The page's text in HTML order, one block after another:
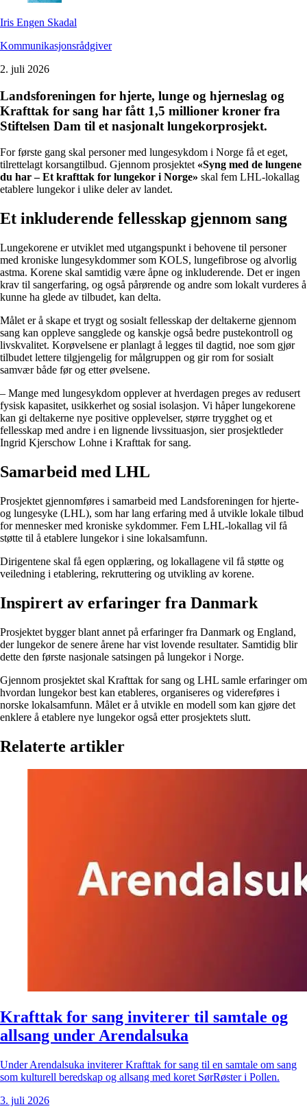
Iris Engen Skadal
Kommunikasjonsrådgiver
2. juli 2026
Landsforeningen for hjerte, lunge og hjerneslag og
Krafttak for sang har fått 1,5 millioner kroner fra
Stiftelsen Dam til et nasjonalt lungekorprosjekt.
For første gang skal personer med lungesykdom i Norge få et eget,
tilrettelagt korsangtilbud. Gjennom prosjektet «Syng med de lungene
du har – Et krafttak for lungekor i Norge» skal fem LHL-lokallag
etablere lungekor i ulike deler av landet.
Et inkluderende fellesskap gjennom sang
Lungekorene er utviklet med utgangspunkt i behovene til personer
med kroniske lungesykdommer som KOLS, lungefibrose og alvorlig
astma. Korene skal samtidig være åpne og inkluderende. Det er ingen
krav til sangerfaring, og også pårørende og andre som lokalt vurderes å
kunne ha glede av tilbudet, kan delta.
Målet er å skape et trygt og sosialt fellesskap der deltakerne gjennom
sang kan oppleve sangglede og kanskje også bedre pustekontroll og
livskvalitet. Korøvelsene er planlagt å legges til dagtid, noe som gjør
tilbudet lettere tilgjengelig for målgruppen og gir rom for sosialt
samvær både før og etter øvelsene.
– Mange med lungesykdom opplever at hverdagen preges av redusert
fysisk kapasitet, usikkerhet og sosial isolasjon. Vi håper lungekorene
kan gi deltakerne nye positive opplevelser, større trygghet og et
fellesskap med andre i en lignende livssituasjon, sier prosjektleder
Ingrid Kjerschow Lohne i Krafttak for sang.
Samarbeid med LHL
Prosjektet gjennomføres i samarbeid med Landsforeningen for hjerte-
og lungesyke (LHL), som har lang erfaring med å utvikle lokale tilbud
for mennesker med kroniske sykdommer. Fem LHL-lokallag vil få
støtte til å etablere lungekor i sine lokalsamfunn.
Dirigentene skal få egen opplæring, og lokallagene vil få støtte og
veiledning i etablering, rekruttering og utvikling av korene.
Inspirert av erfaringer fra Danmark
Prosjektet bygger blant annet på erfaringer fra Danmark og England,
der lungekor de senere årene har vist lovende resultater. Samtidig blir
dette den første nasjonale satsingen på lungekor i Norge.
Gjennom prosjektet skal Krafttak for sang og LHL samle erfaringer om
hvordan lungekor best kan etableres, organiseres og videreføres i
norske lokalsamfunn. Målet er å utvikle en modell som kan gjøre det
enklere å etablere nye lungekor også etter prosjektets slutt.
Relaterte artikler
Krafttak for sang inviterer til samtale og
allsang under Arendalsuka
Under Arendalsuka inviterer Krafttak for sang til en samtale om sang
som kulturell beredskap og allsang med koret SørRøster i Pollen.
3. juli 2026